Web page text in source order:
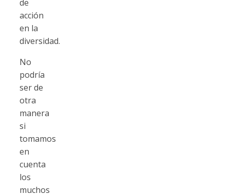
de
acción
en la
diversidad.
No
podría
ser de
otra
manera
si
tomamos
en
cuenta
los
muchos